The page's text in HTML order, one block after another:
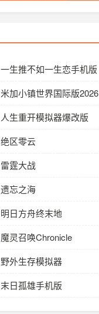
一生推不如一生恋手机版
米加小镇世界国际版2026
人生重开模拟器爆改版
绝区零云
雷霆大战
遗忘之海
明日方舟终末地
魔灵召唤Chronicle
野外生存模拟器
末日孤雄手机版